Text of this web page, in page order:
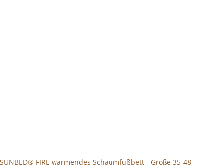
SUNBED® FIRE wärmendes Schaumfußbett - Größe 35-48